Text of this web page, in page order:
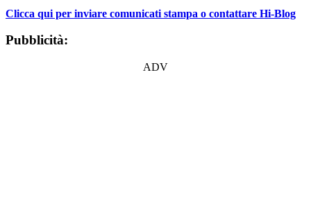
Clicca qui per inviare comunicati stampa o contattare Hi-Blog
Pubblicità:
ADV